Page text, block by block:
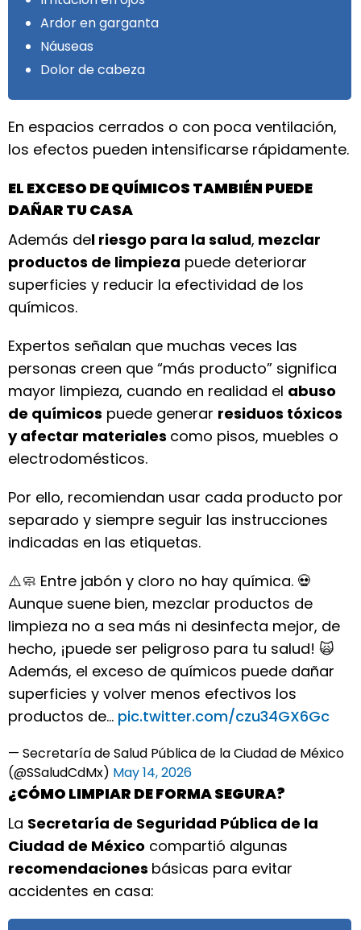
Ardor en garganta
Náuseas
Dolor de cabeza
En espacios cerrados o con poca ventilación,
los efectos pueden intensificarse rápidamente.
EL EXCESO DE QUÍMICOS TAMBIÉN PUEDE
DAÑAR TU CASA
Además del riesgo para la salud, mezclar
productos de limpieza puede deteriorar
superficies y reducir la efectividad de los
químicos.
Expertos señalan que muchas veces las
personas creen que “más producto” significa
mayor limpieza, cuando en realidad el abuso
de químicos puede generar residuos tóxicos
y afectar materiales como pisos, muebles o
electrodomésticos.
Por ello, recomiendan usar cada producto por
separado y siempre seguir las instrucciones
indicadas en las etiquetas.
⚠️🧼 Entre jabón y cloro no hay química. 💀
Aunque suene bien, mezclar productos de
limpieza no a sea más ni desinfecta mejor, de
hecho, ¡puede ser peligroso para tu salud! 🙀
Además, el exceso de químicos puede dañar
superficies y volver menos efectivos los
productos de… pic.twitter.com/czu34GX6Gc
— Secretaría de Salud Pública de la Ciudad de México
(@SSaludCdMx) May 14, 2026
¿CÓMO LIMPIAR DE FORMA SEGURA?
La Secretaría de Seguridad Pública de la
Ciudad de México compartió algunas
recomendaciones básicas para evitar
accidentes en casa: